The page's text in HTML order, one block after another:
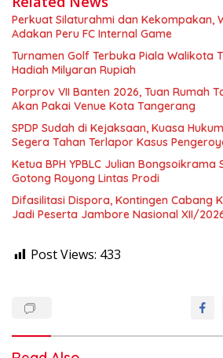
Perkuat Silaturahmi dan Kekompakan,
Adakan Peru FC Internal Game
Turnamen Golf Terbuka Piala Walikota
Hadiah Milyaran Rupiah
Porprov VII Banten 2026, Tuan Rumah
Akan Pakai Venue Kota Tangerang
SPDP Sudah di Kejaksaan, Kuasa
Segera Tahan Terlapor Kasus
Ketua BPH YPBLC Julian
Gotong Royong Lintas Prodi
Difasilitasi Dispora, Kontingen Cabang
Jadi Peserta Jambore Nasional XII/
Post Views: 433